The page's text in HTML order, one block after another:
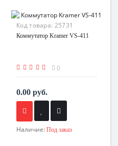
Код товара: 25731
Коммутатор Kramer VS-411
0
0.00 руб.
Наличие: Под заказ